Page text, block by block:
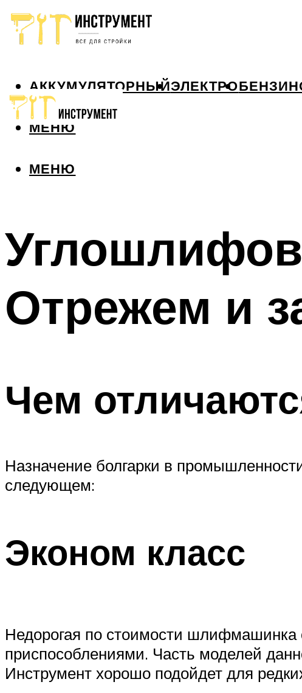
АККУМУЛЯТОРНЫЙЭЛЕКТРО
МЕНЮ
МЕНЮ
Отрежем и
Чем
Назначение болгарки в
следующем:
Эконом класс
Недорогая по стоимости
приспособлениями. Часть моделей
Инструмент хорошо подойдет для